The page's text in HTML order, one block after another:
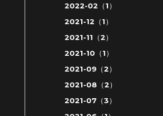
2022-02（1）
2021-12（1）
2021-11（2）
2021-10（1）
2021-09（2）
2021-08（2）
2021-07（3）